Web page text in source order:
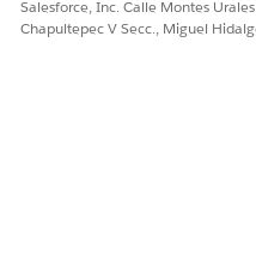
Salesforce, Inc. Calle Montes
Chapultepec V Secc., Miguel